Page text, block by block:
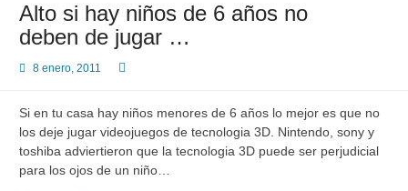
Alto si hay niños de 6 años no
deben de jugar …
8 enero, 2011
Si en tu casa hay niños menores de 6 años lo mejor es que no
los deje jugar videojuegos de tecnologia 3D. Nintendo, sony y
toshiba adviertieron que la tecnologia 3D puede ser perjudicial
para los ojos de un niño…